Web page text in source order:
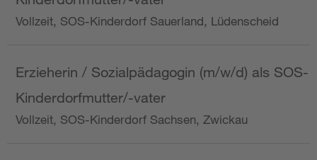
Vollzeit, SOS-Kinderdorf Sauerland, Lüdenscheid
Erzieherin / Sozialpädagogin (m/w/d) als SOS-
Kinderdorfmutter/-vater
Vollzeit, SOS-Kinderdorf Sachsen, Zwickau